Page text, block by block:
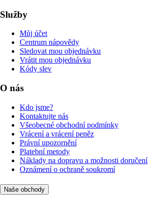
Služby
Můj účet
Centrum nápovědy
Sledovat mou objednávku
Vrátit mou objednávku
Kódy slev
O nás
Kdo jsme?
Kontaktujte nás
Všeobecné obchodní podmínky
Vrácení a vrácení peněz
Právní upozornění
Platební metody
Náklady na dopravu a možnosti doručení
Oznámení o ochraně soukromí
Naše obchody